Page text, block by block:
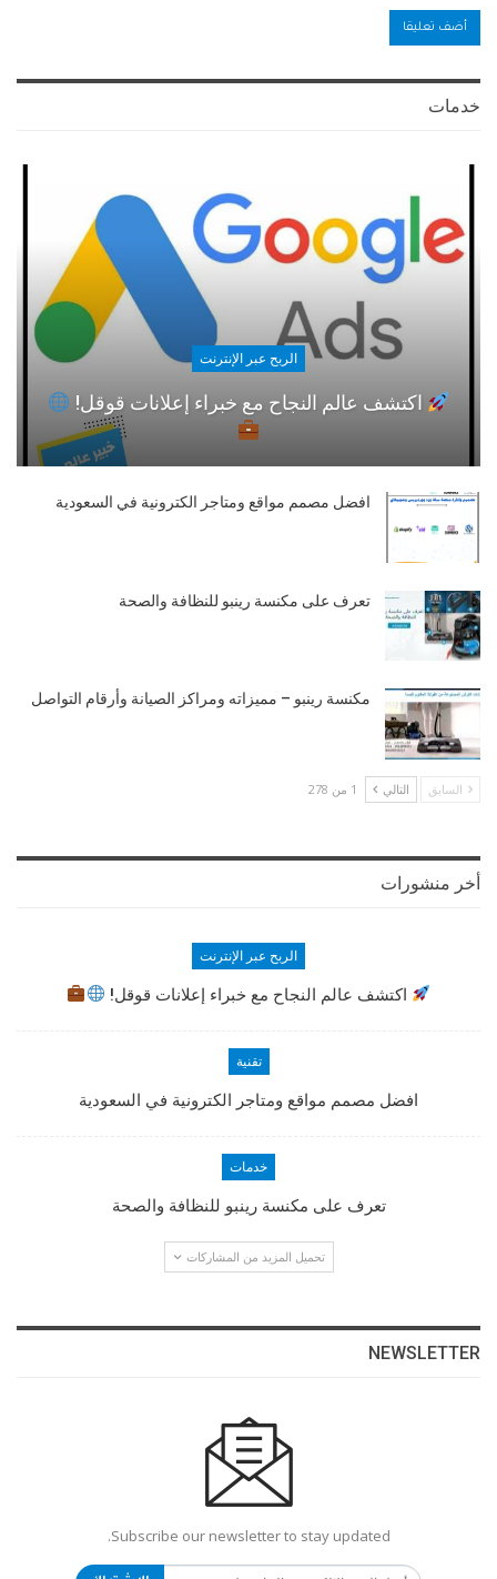
خدمات
الربح عبر الإنترنت
اكتشف عالم النجاح مع خبراء إعلانات قوقل!
افضل مصمم مواقع ومتاجر الكترونية في السعودية
تعرف على مكنسة رينبو للنظافة والصحة
مكنسة رينبو – مميزاته ومراكز الصيانة وأرقام التواصل
السابق التالي 1 من 278
أخر منشورات
الربح عبر الإنترنت
اكتشف عالم النجاح مع خبراء إعلانات قوقل!
تقنية
افضل مصمم مواقع ومتاجر الكترونية في السعودية
خدمات
تعرف على مكنسة رينبو للنظافة والصحة
تحميل المزيد من المشاركات
NEWSLETTER
Subscribe our newsletter to stay updated.